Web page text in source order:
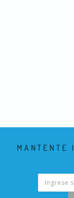
MANTENTE